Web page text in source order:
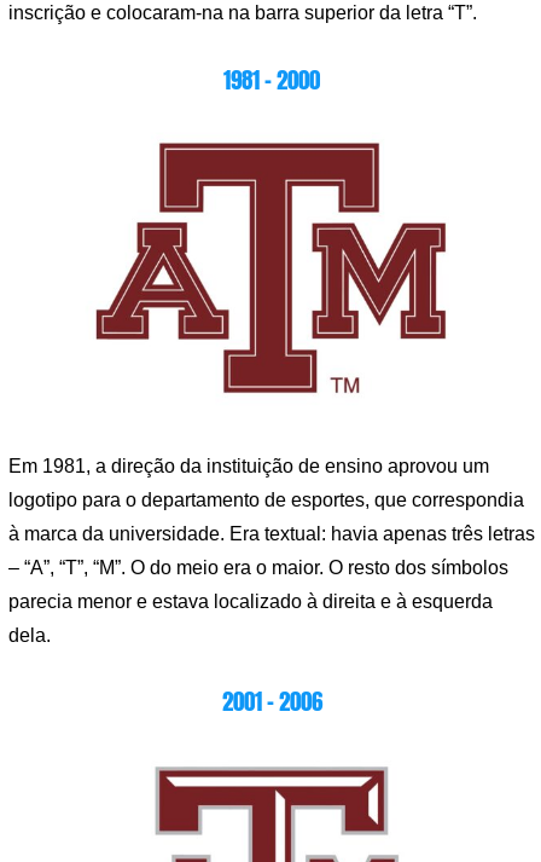
inscrição e colocaram-na na barra superior da letra “T”.
1981 – 2000
Em 1981, a direção da instituição de ensino aprovou um
logotipo para o departamento de esportes, que correspondia
à marca da universidade. Era textual: havia apenas três letras
– “A”, “T”, “M”. O do meio era o maior. O resto dos símbolos
parecia menor e estava localizado à direita e à esquerda
dela.
2001 – 2006